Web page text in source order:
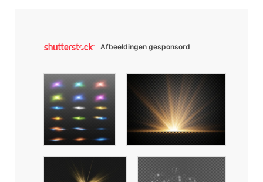
Afbeeldingen gesponsord